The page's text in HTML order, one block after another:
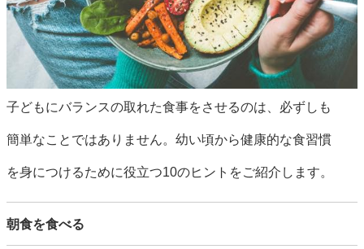
子どもにバランスの取れた食事をさせるのは、必ずしも
簡単なことではありません。幼い頃から健康的な食習慣
を身につけるために役立つ10のヒントをご紹介します。
朝食を食べる